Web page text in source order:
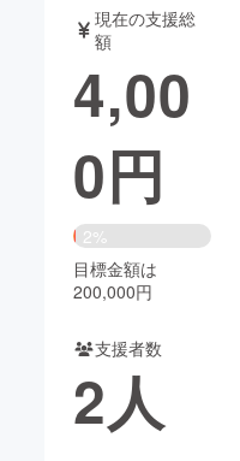
音楽
ゲーム・サ
書籍・雑誌
チャレンジ
CAMPFIRE Creation
コミュニティ
現在の支援総
額
4,00
0円
2%
目標金額は
200,000円
支援者数
2人